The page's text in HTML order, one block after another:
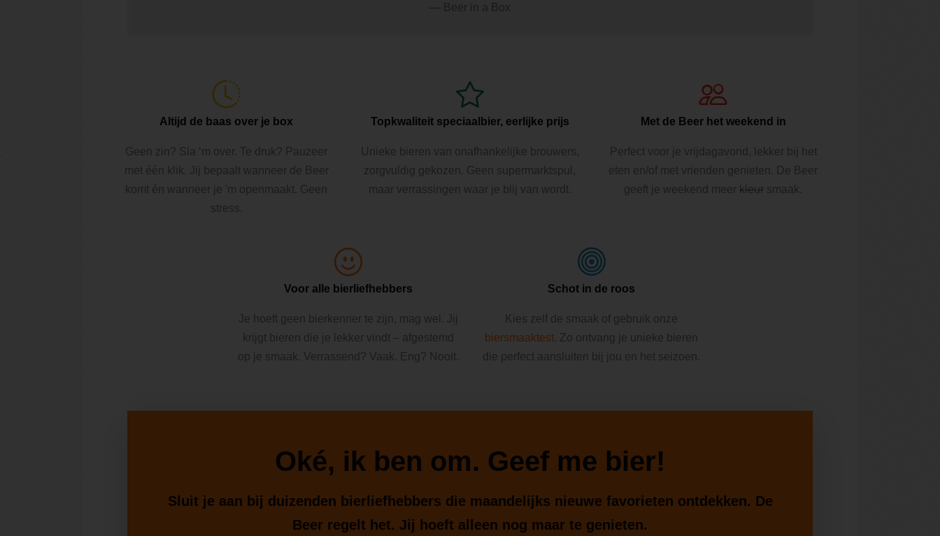
Beer in a Box
Altijd de baas over je box
Geen zin? Sla ‘m over. Te druk? Pauzeer
met één klik. Jij bepaalt wanneer de Beer
komt én wanneer je 'm openmaakt. Geen
stress.
Topkwaliteit speciaalbier, eerlijke prijs
Unieke bieren van onafhankelijke brouwers,
zorgvuldig gekozen. Geen supermarktspul,
maar verrassingen waar je blij van wordt.
Met de Beer het weekend in
Perfect voor je vrijdagavond, lekker bij het
eten en/of met vrienden genieten. De Beer
geeft je weekend meer kleur smaak.
Voor alle bierliefhebbers
Je hoeft geen bierkenner te zijn, mag wel. Jij
krijgt bieren die je lekker vindt – afgestemd
op je smaak. Verrassend? Vaak. Eng? Nooit.
Schot in de roos
Kies zelf de smaak of gebruik onze
biersmaaktest. Zo ontvang je unieke bieren
die perfect aansluiten bij jou en het seizoen.
Oké, ik ben om. Geef me bier!
Sluit je aan bij duizenden bierliefhebbers die maandelijks nieuwe favorieten ontdekken. De
Beer regelt het. Jij hoeft alleen nog maar te genieten.